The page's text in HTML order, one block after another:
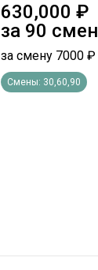
630,000 ₽
за 90 смен
за смену 7000 ₽
Смены: 30,60,90